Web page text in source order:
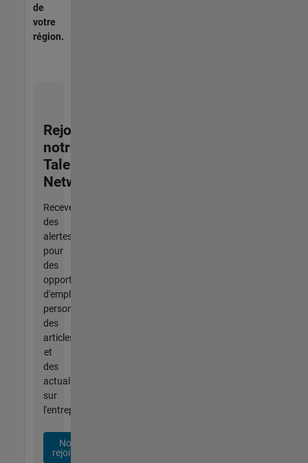
de
votre
région.
Rejoignez
notre
Talent
Network
Recevez
des
alertes
pour
des
opportunités
d'emploi
personnalisées,
des
articles
et
des
actualités
sur
l'entreprise.
Nous
rejoindre